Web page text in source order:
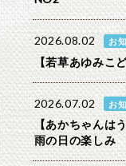
2026.08.02 お
【若草あゆみこ
2026.07.02 お
【あかちゃんは
雨の日の楽しみ